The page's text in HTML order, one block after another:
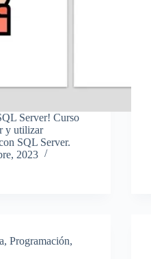
Server! Curso
y utilizar
SQL Server.
2023
,Programación,